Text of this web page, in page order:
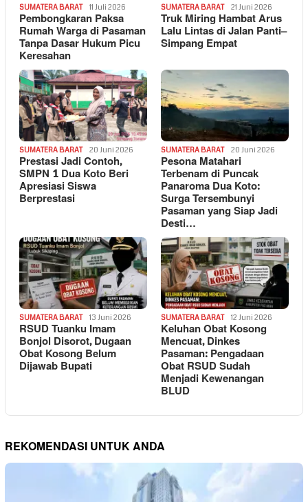
SUMATERA BARAT 11 Juli 2026
Pembongkaran Paksa
Rumah Warga di Pasaman
Tanpa Dasar Hukum Picu
Keresahan
SUMATERA BARAT 21 Juni 2026
Truk Miring Hambat Arus
Lalu Lintas di Jalan Panti–
Simpang Empat
SUMATERA BARAT 20 Juni 2026
Prestasi Jadi Contoh,
SMPN 1 Dua Koto Beri
Apresiasi Siswa
Berprestasi
SUMATERA BARAT 20 Juni 2026
Pesona Matahari
Terbenam di Puncak
Panaroma Dua Koto:
Surga Tersembunyi
Pasaman yang Siap Jadi
Desti…
SUMATERA BARAT 13 Juni 2026
RSUD Tuanku Imam
Bonjol Disorot, Dugaan
Obat Kosong Belum
Dijawab Bupati
SUMATERA BARAT 12 Juni 2026
Keluhan Obat Kosong
Mencuat, Dinkes
Pasaman: Pengadaan
Obat RSUD Sudah
Menjadi Kewenangan
BLUD
REKOMENDASI UNTUK ANDA